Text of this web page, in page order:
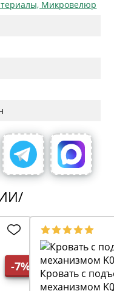
Микровелюр
-7%
Кровать с
механизмом